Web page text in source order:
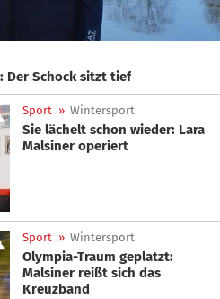
Der Schock sitzt tief
Sport » Wintersport
Sie lächelt schon wieder: Lara
Malsiner operiert
Sport » Wintersport
Olympia-Traum geplatzt:
Malsiner reißt sich das
Kreuzband